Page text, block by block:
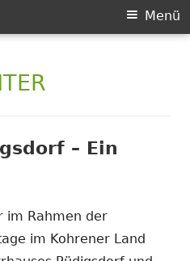
Menü
– Ein
im Rahmen der
im Kohrener Land